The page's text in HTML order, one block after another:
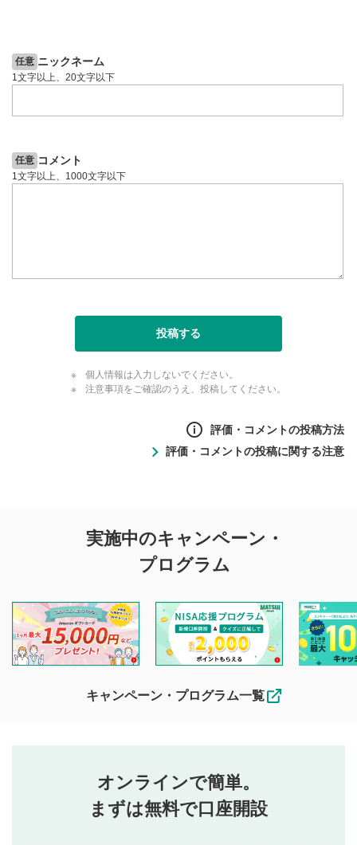
任意 ニックネーム
1文字以上、20文字以下
任意 コメント
1文字以上、1000文字以下
投稿する
個人情報は入力しないでください。
注意事項をご確認のうえ、投稿してください。
評価・コメントの投稿方法
投稿するボタン
星で評価をすると投稿できます。（お名前とコメント
評価・コメントの投稿に関する注意
投稿に関する注意
を目的として、各動画コンテンツに、評価およびコメントの
投稿ができます。利用者は以下の注意事項をご理解のうえ、
閲覧および投稿を行うものとしてください。
他の利用者が動画を視聴される際の参考になるコメントをお
待ちしております。
なお、投稿をもって、本注意事項に同意されたものとみなし
行ってください。
当社は、利用者同士、もしくは利用者と第三者間のトラ
ブルによって生じた損害に対して一切の責任を負いませ
実施中のキャンペーン・
プログラム
キャンペーン・プログラム一覧
オンラインで簡単。
まずは無料で口座開設